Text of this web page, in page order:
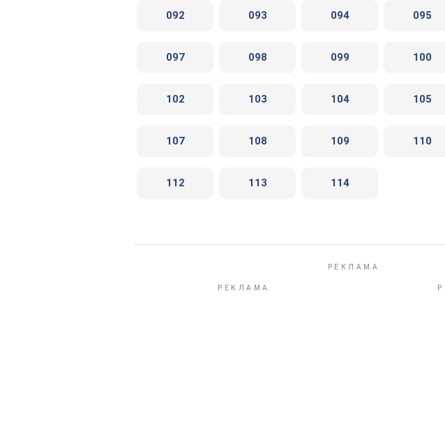
092 093 094 095
097 098 099 100
102 103 104 105
107 108 109 110
112 113 114